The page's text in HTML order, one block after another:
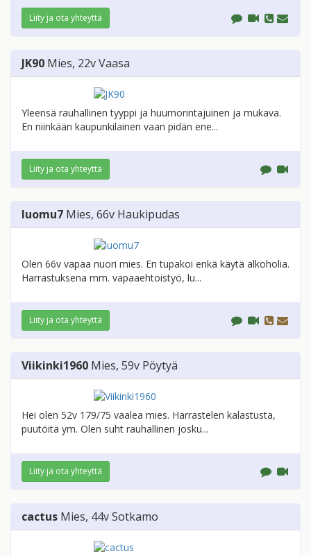
Liity ja ota yhteyttä
JK90 Mies, 22vVaasa
Yleensä rauhallinen tyyppi ja huumorintajuinen ja mukava.
En niinkään kaupunkilainen vaan pidän ene...
Liity ja ota yhteyttä
luomu7 Mies, 66v Haukipudas
Olen 66v vapaa nuori mies. En tupakoi enkä käytä alkoholia.
Harrastuksena mm. vapaaehtoistyö, lu...
Liity ja ota yhteyttä
Viikinki1960 Mies, 59v Pöytyä
Hei olen 52v 179/75 vaalea mies. Harrastelen kalastusta,
puutöitä ym. Olen suht rauhallinen josku...
Liity ja ota yhteyttä
cactus Mies, 44vSotkamo